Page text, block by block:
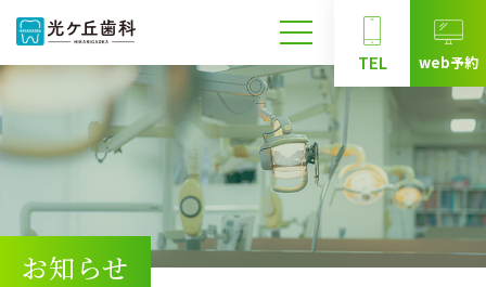
TEL web予約
お知らせ